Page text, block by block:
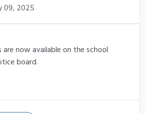
09, 2025
are now available on the school
board.